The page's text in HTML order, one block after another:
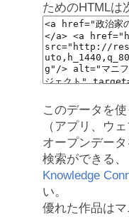
ためのHTMLは
このデータを
（アプリ、ウ
オープンデー
検索ができる、
Knowledge
い。
優れた作品は